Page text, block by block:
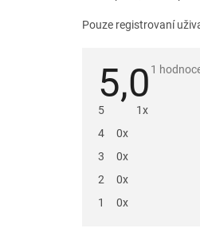
Pouze registrovaní
5,0 Průměrné
1
5
1x
4
0x
3
0x
2
0x
1
0x